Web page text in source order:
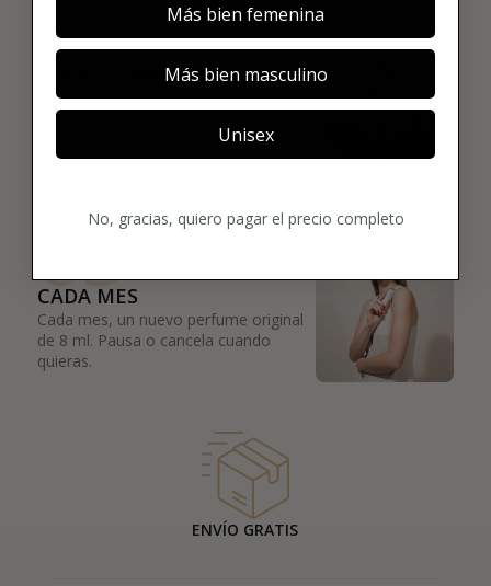
02
ELIGE TU PRIMER AROMA
Elige tu favorito. Tu primer perfume de
lujo se enviará justo después de la
03
CADA MES
Cada mes, un nuevo perfume original
de 8 ml. Pausa o cancela cuando
quieras.
ENVÍO GRATIS
Más bien femenina
Más bien masculino
Unisex
No, gracias, quiero pagar el precio completo